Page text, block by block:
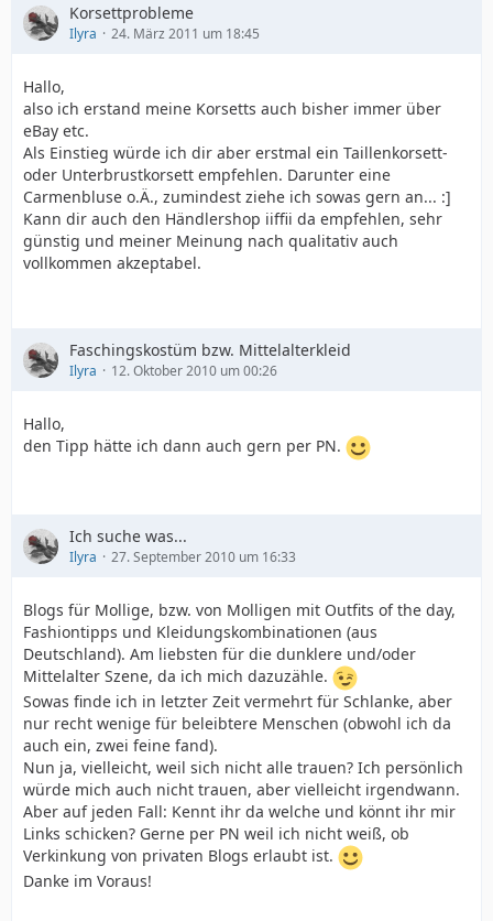
Korsettprobleme
Ilyra 24. März 2011 um 18:45
Hallo,
also ich erstand meine Korsetts auch bisher immer über
eBay etc.
Als Einstieg würde ich dir aber erstmal ein Taillenkorsett-
oder Unterbrustkorsett empfehlen. Darunter eine
Carmenbluse o.Ä., zumindest ziehe ich sowas gern an... :]
Kann dir auch den Händlershop iiffii da empfehlen, sehr
günstig und meiner Meinung nach qualitativ auch
vollkommen akzeptabel.
Faschingskostüm bzw. Mittelalterkleid
Ilyra 12. Oktober 2010 um 00:26
Hallo,
den Tipp hätte ich dann auch gern per PN.
Ich suche was...
Ilyra 27. September 2010 um 16:33
Blogs für Mollige, bzw. von Molligen mit Outfits of the day,
Fashiontipps und Kleidungskombinationen (aus
Deutschland). Am liebsten für die dunklere und/oder
Mittelalter Szene, da ich mich dazuzähle.
Sowas finde ich in letzter Zeit vermehrt für Schlanke, aber
nur recht wenige für beleibtere Menschen (obwohl ich da
auch ein, zwei feine fand).
Nun ja, vielleicht, weil sich nicht alle trauen? Ich persönlich
würde mich auch nicht trauen, aber vielleicht irgendwann.
Aber auf jeden Fall: Kennt ihr da welche und könnt ihr mir
Links schicken? Gerne per PN weil ich nicht weiß, ob
Verkinkung von privaten Blogs erlaubt ist.
Danke im Voraus!